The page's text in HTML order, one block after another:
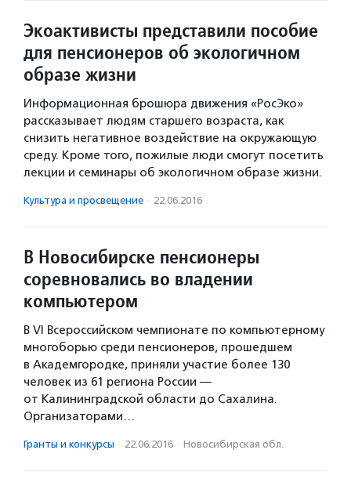
Экоактивисты представили пособие
для пенсионеров об экологичном
образе жизни
Информационная брошюра движения «РосЭко»
рассказывает людям старшего возраста, как
снизить негативное воздействие на окружающую
среду. Кроме того, пожилые люди смогут посетить
лекции и семинары об экологичном образе жизни.
Культура и просвещение · 22.06.2016
В Новосибирске пенсионеры
соревновались во владении
компьютером
В VI Всероссийском чемпионате по компьютерному
многоборью среди пенсионеров, прошедшем
в Академгородке, приняли участие более 130
человек из 61 региона России —
от Калининградской области до Сахалина.
Организаторами…
Гранты и конкурсы · 22.06.2016 · Новосибирская обл.